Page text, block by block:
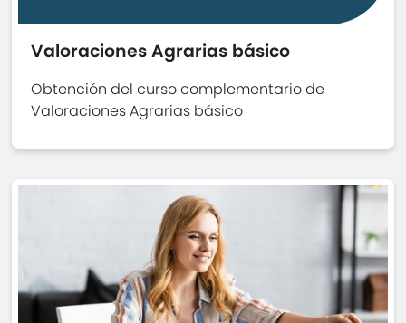
Valoraciones Agrarias básico
Obtención del curso complementario de
Valoraciones Agrarias básico